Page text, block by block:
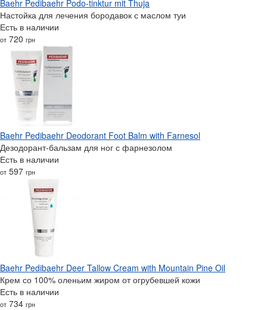
Baehr Pedibaehr Podo-tinktur mit Thuja
Настойка для лечения бородавок с маслом туи
Есть в наличии
от 720 грн
Baehr Pedibaehr Deodorant Foot Balm with Farnesol
Дезодорант-бальзам для ног с фарнезолом
Есть в наличии
от 597 грн
Baehr Pedibaehr Deer Tallow Cream with Mountain Pine Oil
Крем со 100% оленьим жиром от огрубевшей кожи
Есть в наличии
от 734 грн